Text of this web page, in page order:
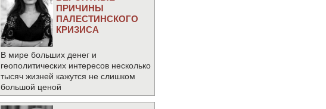
ПРИЧИНЫ
ПАЛЕСТИНСКОГО
КРИЗИСА
В мире больших денег и
геополитических интересов несколько
тысяч жизней кажутся не слишком
большой ценой